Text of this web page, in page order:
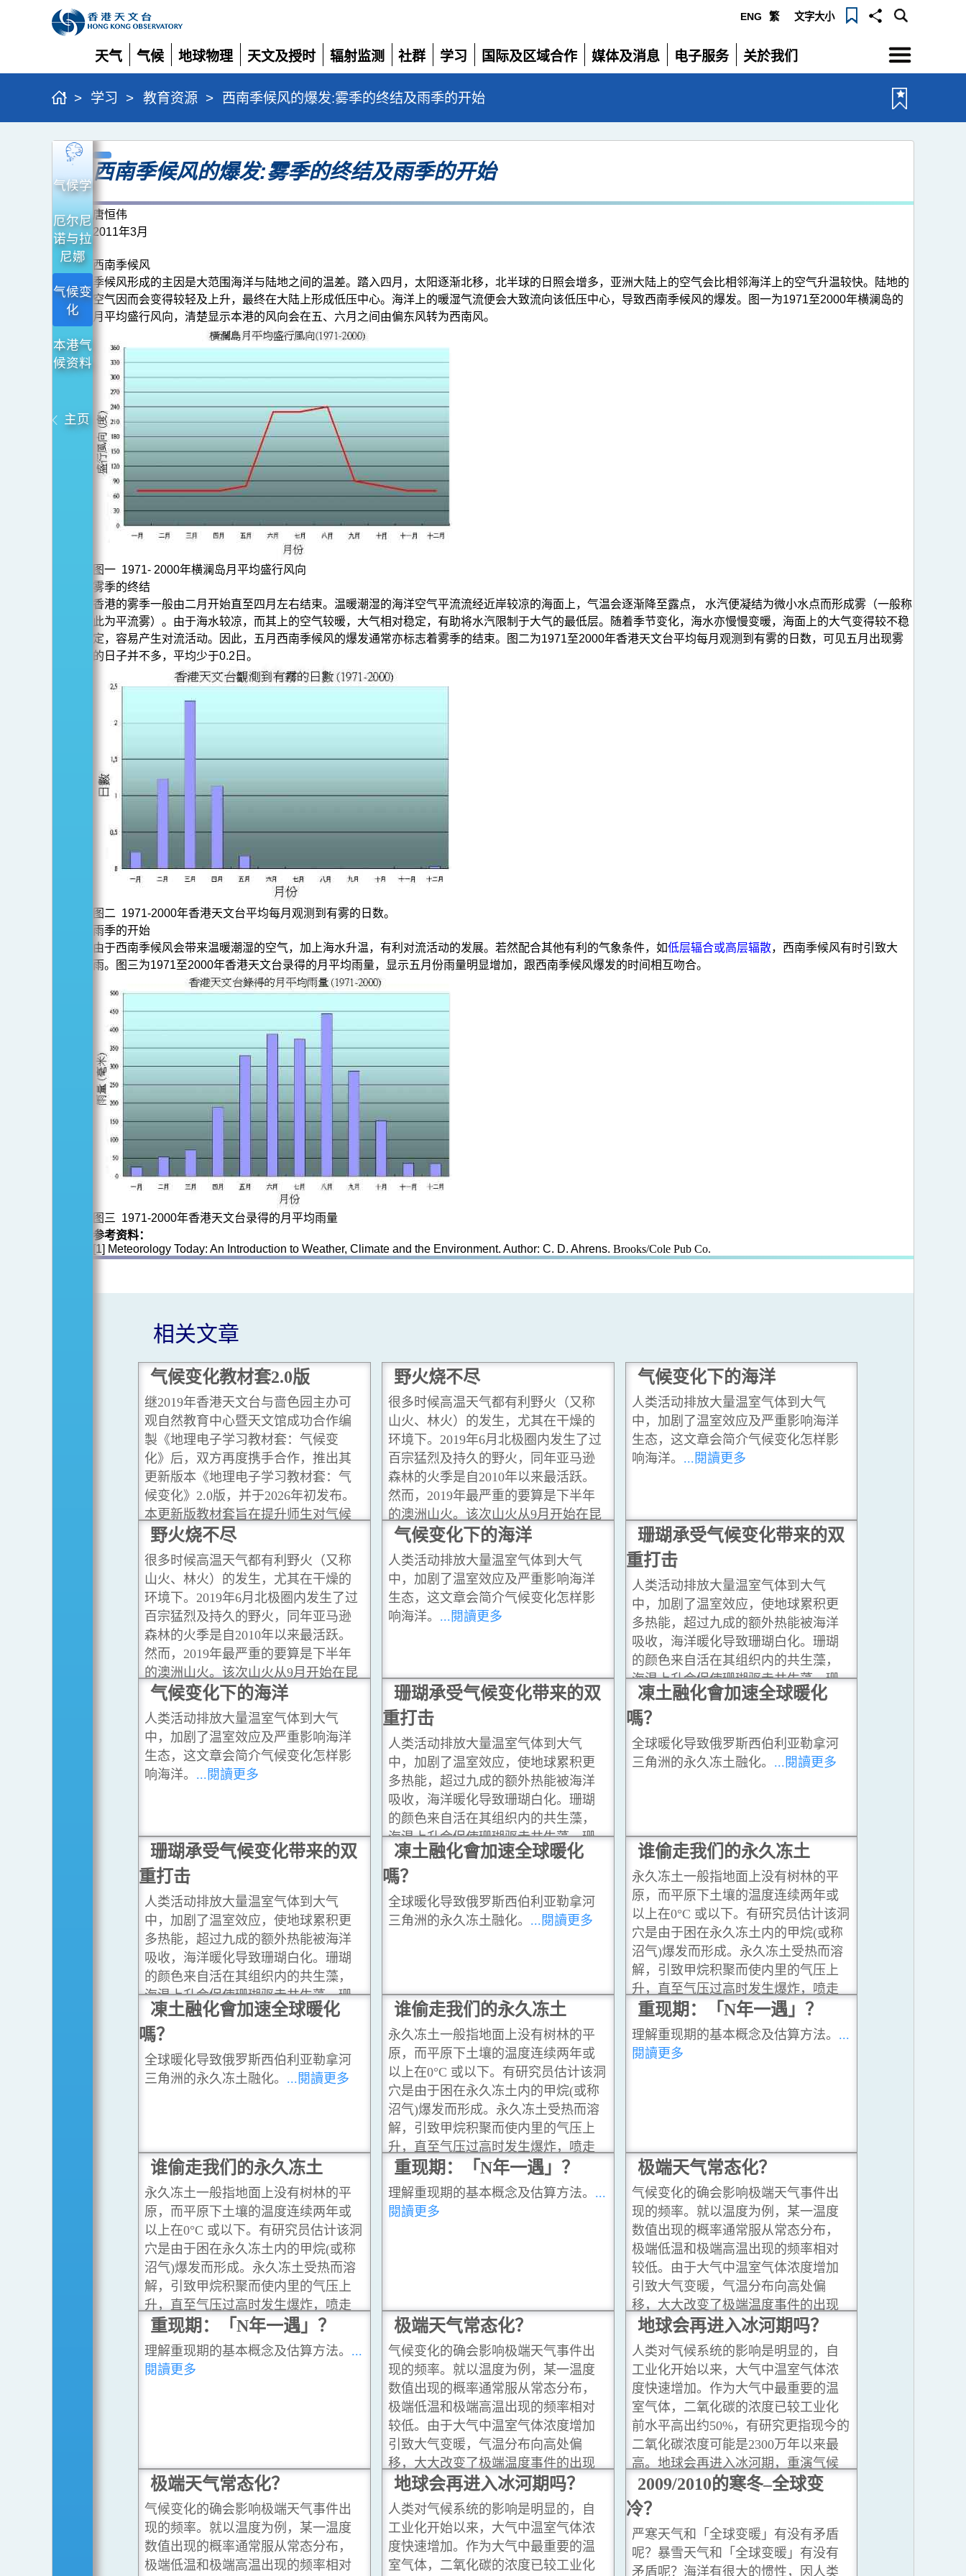
ENG 繁 文字大小
天气
展
开
气候
展
开
地球物理
展
开
天文及授时
展
开
辐射监测
展
开
社群
展
开
学习
展
开
国际及区域合作
展
开
媒体及消息
展
电子服务
展
关於我们
展
选
单
> 学习 > 教育资源 > 西南季候风的爆发:雾季的终结及雨季的开始
西
季
候
风
的
爆
发:
雾
季
的
结
气候学
厄尔尼
诺与拉
尼娜
气候变
化
本港气
候资料
主页
西南季候风的爆发:雾季的终结及雨季的开始
唐恒伟
2011年3月
西南季候风
季候风形成的主因是大范围海洋与陆地之间的温差。踏入四月，太阳逐渐北移，北半球的日照会增多，亚洲大陆上的空气会比相邻海洋上的空气升温较快。陆地的
空气因而会变得较轻及上升，最终在大陆上形成低压中心。海洋上的暖湿气流便会大致流向该低压中心，导致西南季候风的爆发。图一为1971至2000年横澜岛的
月平均盛行风向，清楚显示本港的风向会在五、六月之间由偏东风转为西南风。
图一 1971- 2000年横澜岛月平均盛行风向
雾季的终结
香港的雾季一般由二月开始直至四月左右结束。温暖潮湿的海洋空气平流流经近岸较凉的海面上，气温会逐渐降至露点， 水汽便凝结为微小水点而形成雾（一般称
此为平流雾）。由于海水较凉，而其上的空气较暖，大气相对稳定，有助将水汽限制于大气的最低层。随着季节变化，海水亦慢慢变暖，海面上的大气变得较不稳
定，容易产生对流活动。因此，五月西南季候风的爆发通常亦标志着雾季的结束。图二为1971至2000年香港天文台平均每月观测到有雾的日数，可见五月出现雾
的日子并不多，平均少于0.2日。
图二 1971-2000年香港天文台平均每月观测到有雾的日数。
雨季的开始
由于西南季候风会带来温暖潮湿的空气，加上海水升温，有利对流活动的发展。若然配合其他有利的气象条件，如低层辐合或高层辐散，西南季候风有时引致大
雨。图三为1971至2000年香港天文台录得的月平均雨量，显示五月份雨量明显增加，跟西南季候风爆发的时间相互吻合。
图三 1971-2000年香港天文台录得的月平均雨量
参考资料：
[1] Meteorology Today: An Introduction to Weather, Climate and the Environment. Author: C. D. Ahrens.Brooks/Cole Pub Co.
相关文章
气候变化教材套2.0版
继2019年香港天文台与啬色园主办可
观自然教育中心暨天文馆成功合作编
製《地理电子学习教材套：气候变
化》后，双方再度携手合作，推出其
更新版本《地理电子学习教材套：气
候变化》2.0版，并于2026年初发布。
本更新版教材套旨在提升师生对气候
变化的关注，为他们提供最新的气候
变化科学证据，从而使他们对此课题
有准确理解及深入认识。...閱讀更多
野火烧不尽
很多时候高温天气都有利野火（又称
山火、林火）的发生，尤其在干燥的
环境下。2019年6月北极圈内发生了过
百宗猛烈及持久的野火，同年亚马逊
森林的火季是自2010年以来最活跃。
然而，2019年最严重的要算是下半年
的澳洲山火。该次山火从9月开始在昆
士兰燃烧，向南扩散至新南韦尔斯及
维多利亚，至2020年3月才逐渐受
控。...閱讀更多
气候变化下的海洋
人类活动排放大量温室气体到大气
中，加剧了温室效应及严重影响海洋
生态，这文章会简介气候变化怎样影
响海洋。 ...閱讀更多
野火烧不尽
很多时候高温天气都有利野火（又称
山火、林火）的发生，尤其在干燥的
环境下。2019年6月北极圈内发生了过
百宗猛烈及持久的野火，同年亚马逊
森林的火季是自2010年以来最活跃。
然而，2019年最严重的要算是下半年
的澳洲山火。该次山火从9月开始在昆
士兰燃烧，向南扩散至新南韦尔斯及
维多利亚，至2020年3月才逐渐受
控。...閱讀更多
气候变化下的海洋
人类活动排放大量温室气体到大气
中，加剧了温室效应及严重影响海洋
生态，这文章会简介气候变化怎样影
响海洋。 ...閱讀更多
珊瑚承受气候变化带来的双
重打击
人类活动排放大量温室气体到大气
中，加剧了温室效应，使地球累积更
多热能，超过九成的额外热能被海洋
吸收，海洋暖化导致珊瑚白化。珊瑚
的颜色来自活在其组织内的共生藻，
海温上升会促使珊瑚驱走共生藻，珊
瑚因而变白。 ...閱讀更多
气候变化下的海洋
人类活动排放大量温室气体到大气
中，加剧了温室效应及严重影响海洋
生态，这文章会简介气候变化怎样影
响海洋。 ...閱讀更多
珊瑚承受气候变化带来的双
重打击
人类活动排放大量温室气体到大气
中，加剧了温室效应，使地球累积更
多热能，超过九成的额外热能被海洋
吸收，海洋暖化导致珊瑚白化。珊瑚
的颜色来自活在其组织内的共生藻，
海温上升会促使珊瑚驱走共生藻，珊
瑚因而变白。 ...閱讀更多
凍土融化會加速全球暖化
嗎？
全球暖化导致俄罗斯西伯利亚勒拿河
三角洲的永久冻土融化。 ...閱讀更多
珊瑚承受气候变化带来的双
重打击
人类活动排放大量温室气体到大气
中，加剧了温室效应，使地球累积更
多热能，超过九成的额外热能被海洋
吸收，海洋暖化导致珊瑚白化。珊瑚
的颜色来自活在其组织内的共生藻，
海温上升会促使珊瑚驱走共生藻，珊
瑚因而变白。...閱讀更多
凍土融化會加速全球暖化
嗎？
全球暖化导致俄罗斯西伯利亚勒拿河
三角洲的永久冻土融化。 ...閱讀更多
谁偷走我们的永久冻土
永久冻土一般指地面上没有树林的平
原，而平原下土壤的温度连续两年或
以上在0°C 或以下。有研究员估计该洞
穴是由于困在永久冻土内的甲烷(或称
沼气)爆发而形成。永久冻土受热而溶
解，引致甲烷积聚而使内里的气压上
升，直至气压过高时发生爆炸，喷走
上层的土壤而形成洞穴。...閱讀更多
凍土融化會加速全球暖化
嗎？
全球暖化导致俄罗斯西伯利亚勒拿河
三角洲的永久冻土融化。 ...閱讀更多
谁偷走我们的永久冻土
永久冻土一般指地面上没有树林的平
原，而平原下土壤的温度连续两年或
以上在0°C 或以下。有研究员估计该洞
穴是由于困在永久冻土内的甲烷(或称
沼气)爆发而形成。永久冻土受热而溶
解，引致甲烷积聚而使内里的气压上
升，直至气压过高时发生爆炸，喷走
上层的土壤而形成洞穴。...閱讀更多
重现期：「N年一遇」？
理解重现期的基本概念及估算方法。 ...
閱讀更多
谁偷走我们的永久冻土
永久冻土一般指地面上没有树林的平
原，而平原下土壤的温度连续两年或
以上在0°C 或以下。有研究员估计该洞
穴是由于困在永久冻土内的甲烷(或称
沼气)爆发而形成。永久冻土受热而溶
解，引致甲烷积聚而使内里的气压上
升，直至气压过高时发生爆炸，喷走
上层的土壤而形成洞穴。...閱讀更多
重现期：「N年一遇」？
理解重现期的基本概念及估算方法。 ...
閱讀更多
极端天气常态化？
气候变化的确会影响极端天气事件出
现的频率。就以温度为例，某一温度
数值出现的概率通常服从常态分布，
极端低温和极端高温出现的频率相对
较低。由于大气中温室气体浓度增加
引致大气变暖，气温分布向高处偏
移，大大改变了极端温度事件的出现
频率。在这个例子中，极端高温出现
的频率增高，而极端低温则变得稀
少。 ...閱讀更多
重现期：「N年一遇」？
理解重现期的基本概念及估算方法。 ...
閱讀更多
极端天气常态化？
气候变化的确会影响极端天气事件出
现的频率。就以温度为例，某一温度
数值出现的概率通常服从常态分布，
极端低温和极端高温出现的频率相对
较低。由于大气中温室气体浓度增加
引致大气变暖，气温分布向高处偏
移，大大改变了极端温度事件的出现
频率。在这个例子中，极端高温出现
的频率增高，而极端低温则变得稀
少。 ...閱讀更多
地球会再进入冰河期吗？
人类对气候系统的影响是明显的，自
工业化开始以来，大气中温室气体浓
度快速增加。作为大气中最重要的温
室气体，二氧化碳的浓度已较工业化
前水平高出约50%，有研究更指现今的
二氧化碳浓度可能是2300万年以来最
高。地球会再进入冰河期，重演气候
历史吗？...閱讀更多
极端天气常态化？
气候变化的确会影响极端天气事件出
现的频率。就以温度为例，某一温度
数值出现的概率通常服从常态分布，
极端低温和极端高温出现的频率相对
地球会再进入冰河期吗？
人类对气候系统的影响是明显的，自
工业化开始以来，大气中温室气体浓
度快速增加。作为大气中最重要的温
室气体，二氧化碳的浓度已较工业化
2009/2010的寒冬–全球变
冷？
严寒天气和「全球变暖」有没有矛盾
呢？暴雪天气和「全球变暖」有没有
矛盾呢？海洋有很大的惯性，因人类